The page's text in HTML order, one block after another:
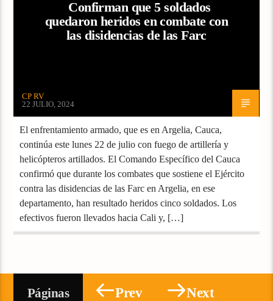
Confirman que 5 soldados
quedaron heridos en combate con
las disidencias de las Farc
CP RV
22 JULIO, 2024
El enfrentamiento armado, que es en Argelia, Cauca,
continúa este lunes 22 de julio con fuego de artillería y
helicópteros artillados. El Comando Específico del Cauca
confirmó que durante los combates que sostiene el Ejército
contra las disidencias de las Farc en Argelia, en ese
departamento, han resultado heridos cinco soldados. Los
efectivos fueron llevados hacia Cali y, […]
Páginas Prev Next